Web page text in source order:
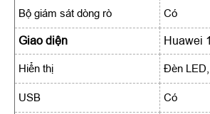
Bộ giám sát dòng rò Có
Giao diện Huawei
Hiển thị Đèn
USB Có